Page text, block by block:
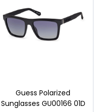
Guess Polarized
Sunglasses GU00166 01D